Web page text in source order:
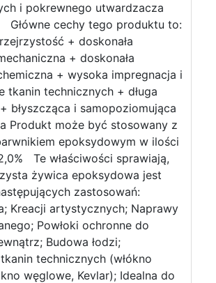
i pokrewnego utwardzacza
Główne cechy tego produktu to:
+ doskonała
+ doskonała
+ wysoka impregnacja i
tkanin technicznych + długa
błyszcząca i samopoziomująca
Produkt może być stosowany z
epoksydowym w ilości
Te właściwości sprawiają,
żywica epoksydowa jest
zastosowań:
Kreacji artystycznych; Naprawy
Powłoki ochronne do
Budowa łodzi;
technicznych (włókno
węglowe, Kevlar); Idealna do